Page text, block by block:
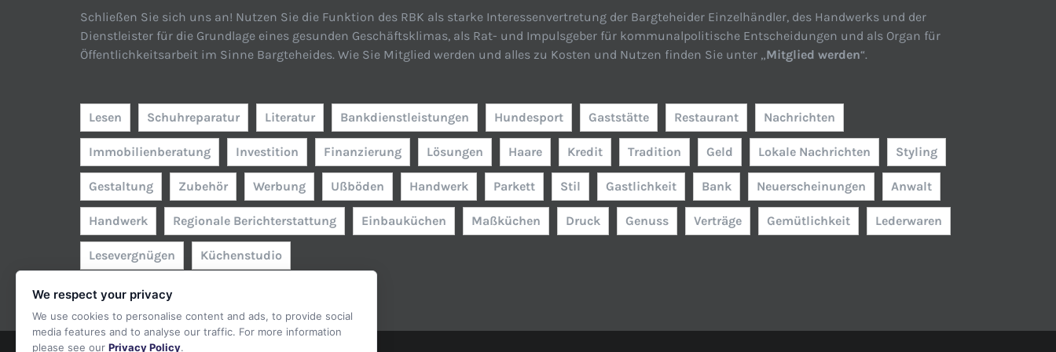
Schließen Sie sich uns an! Nutzen Sie die Funktion des RBK als starke Interessenvertretung der Bargteheider Einzelhändler, des Handwerks und der
Dienstleister für die Grundlage eines gesunden Geschäftsklimas, als Rat- und Impulsgeber für kommunalpolitische Entscheidungen und als Organ für
Öffentlichkeitsarbeit im Sinne Bargteheides. Wie Sie Mitglied werden und alles zu Kosten und Nutzen finden Sie unter „Mitglied werden“.
Lesen Schuhreparatur Literatur Bankdienstleistungen Hundesport Gaststätte Restaurant Nachrichten
Immobilienberatung Investition Finanzierung Lösungen Haare Kredit Tradition Geld Lokale Nachrichten Styling
Gestaltung Zubehör Werbung Ußböden Handwerk Parkett Stil Gastlichkeit Bank Neuerscheinungen Anwalt
Handwerk Regionale Berichterstattung Einbauküchen Maßküchen Druck Genuss Verträge Gemütlichkeit Lederwaren
Lesevergnügen Küchenstudio
We respect your privacy
We use cookies to personalise content and ads, to provide social
media features and to analyse our traffic. For more information
please see our Privacy Policy.